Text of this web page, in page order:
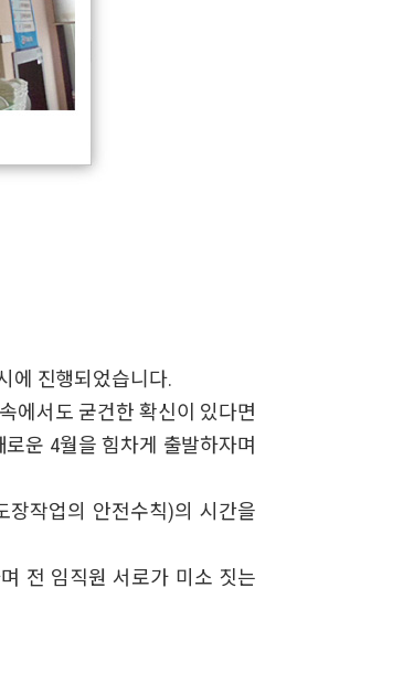
에 진행되었습니다.
에서도 굳건한 확신이 있다면
운 4월을 힘차게 출발하자며
장작업의 안전수칙)의 시간을
전 임직원 서로가 미소 짓는